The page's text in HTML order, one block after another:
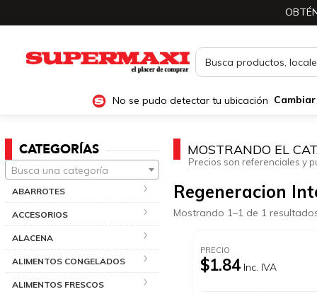
No se pudo detectar tu ubicación Cambiar
CATEGORÍAS
Busca una categoría
ABARROTES
ACCESORIOS
ALACENA
ALIMENTOS CONGELADOS
ALIMENTOS FRESCOS
MOSTRANDO EL
Precios son referenciales y
Regeneracion
Mostrando 1–1 de 1
PRECIO
$1.84 Inc. IVA